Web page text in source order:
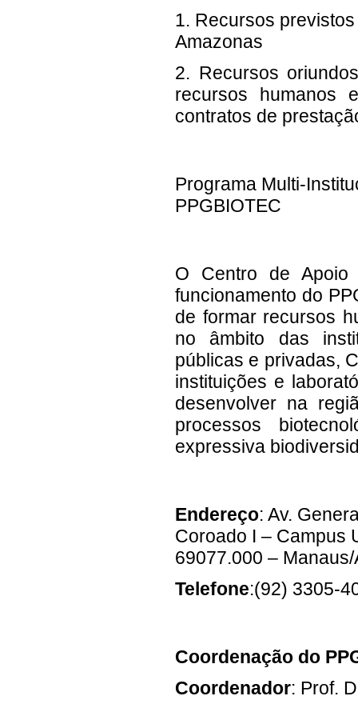
1. Recursos
Amazonas
2. Recursos
recursos humanos
contratos de
Programa Multi-
PPGBIOTEC
O Centro de Apoio
funcionamento do
de formar recursos
no âmbito das
públicas e privadas,
instituições e
desenvolver na
processos
expressiva
Endereço: Av.
Coroado I – Campus
69077.000 – Manaus/
Telefone:(92) 3305-
Coordenação do
Coordenador: Prof.